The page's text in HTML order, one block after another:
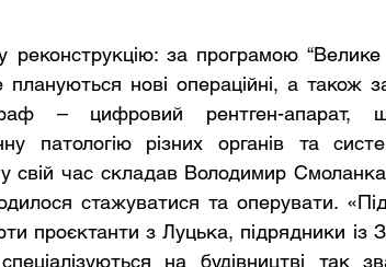
реконструкцію: за програмою “Велике
нові операційні, а також
– цифровий рентген-апарат,
патологію різних органів та
у свій час складав Володимир
стажуватися та оперувати.
проєктанти з Луцька, підрядники із
на будівництві так